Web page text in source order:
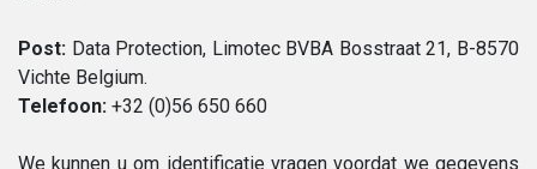
Post: Data Protection, Limotec BVBA Bosstraat 21, B-8570
Vichte Belgium.
Telefoon: +32 (0)56 650 660
We kunnen u om identificatie vragen voordat we gegevens